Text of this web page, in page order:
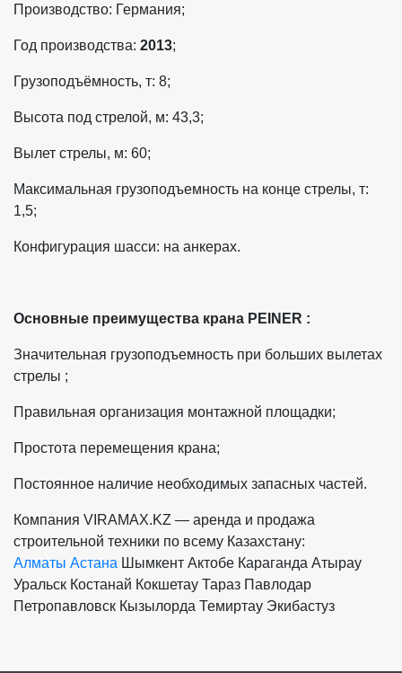
Производство: Германия;
Год производства: 2013;
Грузоподъёмность, т: 8;
Высота под стрелой, м: 43,3;
Вылет стрелы, м: 60;
Максимальная грузоподъемность на конце стрелы, т:
1,5;
Конфигурация шасси: на анкерах.
Основные преимущества крана PEINER :
Значительная грузоподъемность при больших вылетах
стрелы ;
Правильная организация монтажной площадки;
Простота перемещения крана;
Постоянное наличие необходимых запасных частей.
Компания VIRAMAX.KZ — аренда и продажа
строительной техники по всему Казахстану:
Алматы Астана Шымкент Актобе Караганда Атырау
Уральск Костанай Кокшетау Тараз Павлодар
Петропавловск Кызылорда Темиртау Экибастуз